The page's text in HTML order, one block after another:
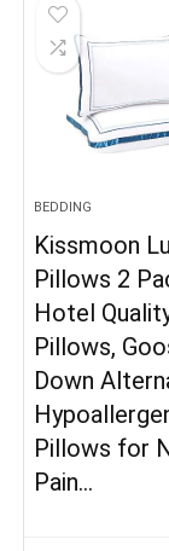
BEDDING
Kissmoon
Pillows 2
Hotel
Pillows,
Down
Pillows for
Pain…